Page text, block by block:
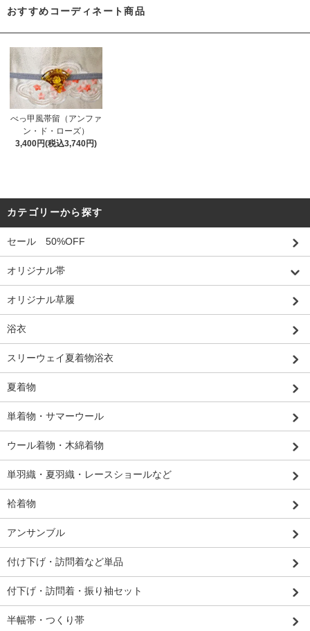
おすすめコーディネート商品
べっ甲風帯留（アンファ
ン・ド・ローズ）
3,400円(税込3,740円)
カテゴリーから探す
セール 50%OFF
オリジナル帯
オリジナル草履
浴衣
スリーウェイ夏着物浴衣
夏着物
単着物・サマーウール
ウール着物・木綿着物
単羽織・夏羽織・レースショールなど
袷着物
アンサンブル
付け下げ・訪問着など単品
付下げ・訪問着・振り袖セット
半幅帯・つくり帯